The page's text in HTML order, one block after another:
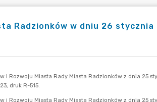
Radzionków w dniu 26 stycznia